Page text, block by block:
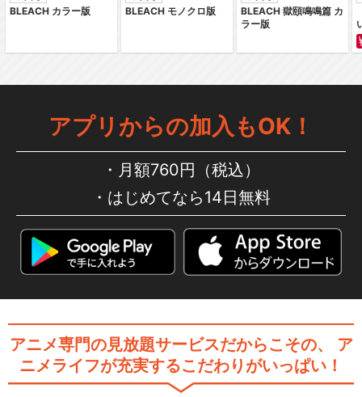
BLEACH カラー版 BLEACH モノクロ版
BLEACH 獄頤鳴鳴篇 カ
ラー版
アプリからの加入もOK！
月額760円（税込）
はじめてなら14日無料
アニメ専門の見放題サービスだからこその、
ア
ニメライフが充実するこだわりがいっぱい！